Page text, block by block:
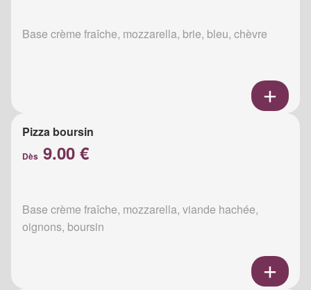
Base crème fraîche, mozzarella, brie, bleu, chèvre
Pizza boursin
Dès 9.00 €
Base crème fraîche, mozzarella, viande hachée,
oignons, boursin